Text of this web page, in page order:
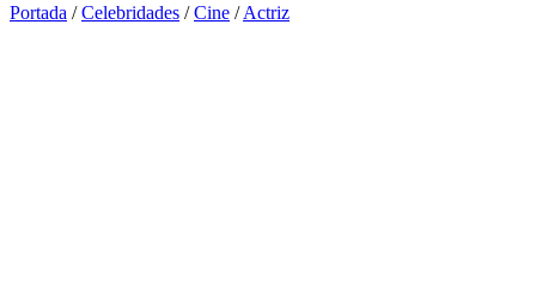
Portada /Celebridades /Cine /Actriz